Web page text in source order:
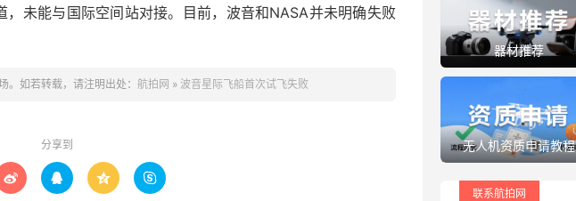
未能与国际空间站对接。目前，波音和NASA并未明确失败
如若转载，请注明出处： 航拍网 » 波音星际飞船首次试飞失败
分享到
   
器材推荐
无人机资质申请教程
联系航拍网